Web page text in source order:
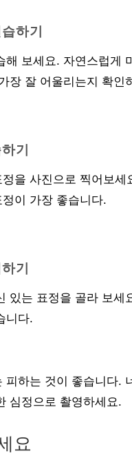
하기
보세요. 자연스럽게
장 잘 어울리는지 확인
기
을 사진으로 찍어보
이 가장 좋습니다.
기
있는 표정을 골라 보
니다.
하는 것이 좋습니다.
심정으로 촬영하세요.
요